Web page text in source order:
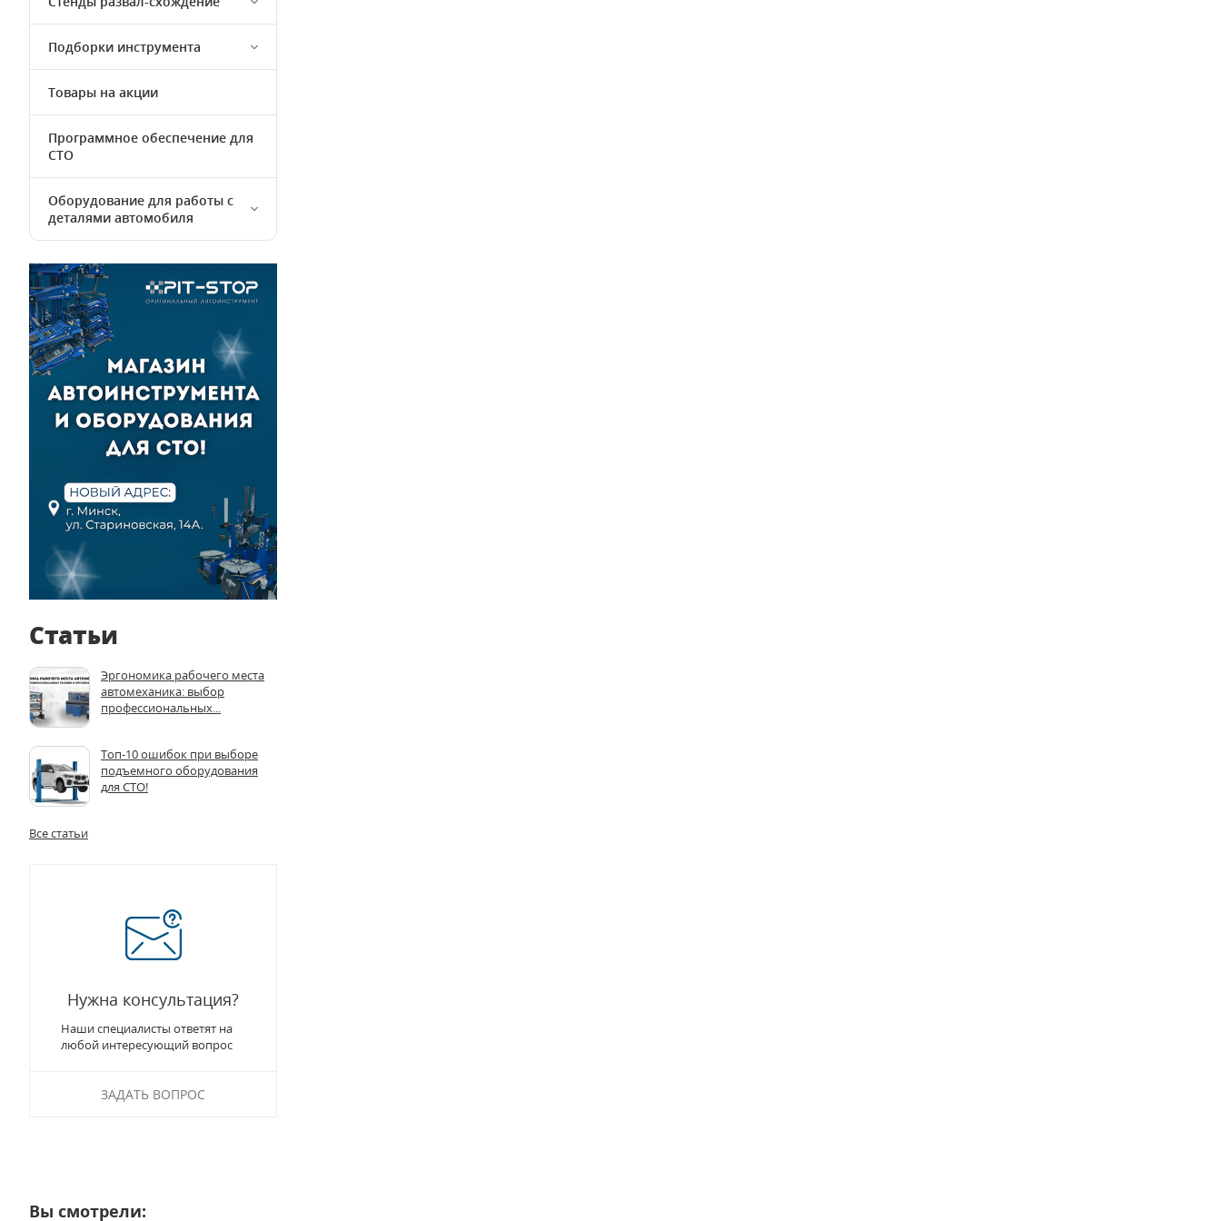
Подборки инструмента
Товары на акции
Программное обеспечение для
СТО
Оборудование для работы с
деталями автомобиля
Статьи
Эргономика рабочего места
автомеханика: выбор
профессиональных...
Топ-10 ошибок при выборе
подъемного оборудования
для СТО!
Все статьи
Нужна консультация?
Наши специалисты ответят на
любой интересующий вопрос
ЗАДАТЬ ВОПРОС
Вы смотрели: